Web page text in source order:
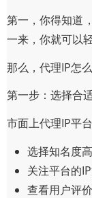
第一，你得知道
一来，你就可以
那么，代理IP怎
第一步：选择合
市面上代理IP平
选择知名度
关注平台的
查看用户评